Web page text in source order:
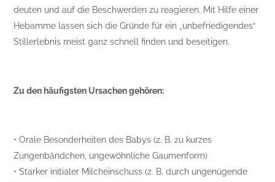
deuten und auf die Beschwerden zu reagieren. Mit Hilfe einer
Hebamme lassen sich die Gründe für ein „unbefriedigendes“
Stillerlebnis meist ganz schnell finden und beseitigen.
Zu den häufigsten Ursachen gehören:
• Orale Besonderheiten des Babys (z. B. zu kurzes
Zungenbändchen, ungewöhnliche Gaumenform)
• Starker initialer Milcheinschuss (z. B. durch ungenügende